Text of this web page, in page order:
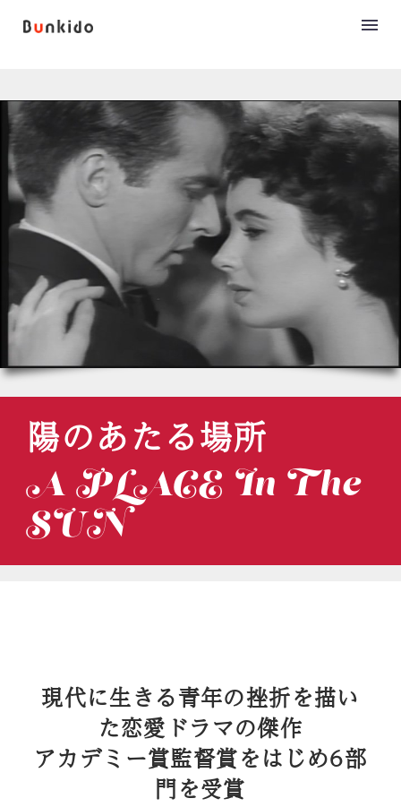
陽のあたる場所
A PLACE In The
SUN
現代に生きる青年の挫折を描い
た恋愛ドラマの傑作
アカデミー賞監督賞をはじめ6部
門を受賞